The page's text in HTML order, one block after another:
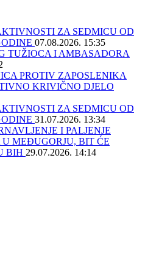
ZA SEDMICU OD
07.08.2026. 15:35
TUŽIOCA I AMBASADORA
PROTIV ZAPOSLENIKA
KRIVIČNO DJELO
ZA SEDMICU OD
31.07.2026. 13:34
I PALJENJE
MEĐUGORJU, BIT ĆE
BIH 29.07.2026. 14:14